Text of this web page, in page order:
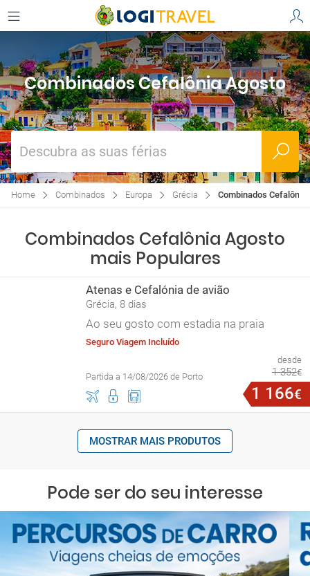
Combinados Cefalônia Agosto
Descubra as suas férias
Home Combinados Europa Grécia Combinados Cefalônia
Combinados Cefalônia Agosto
mais Populares
Atenas e Cefalónia de avião
Grécia, 8 dias
Ao seu gosto com estadia na praia
Seguro Viagem Incluído
Partida a 14/08/2026 de Porto
desde
1 352€
1 166€
MOSTRAR MAIS PRODUTOS
Pode ser do seu interesse